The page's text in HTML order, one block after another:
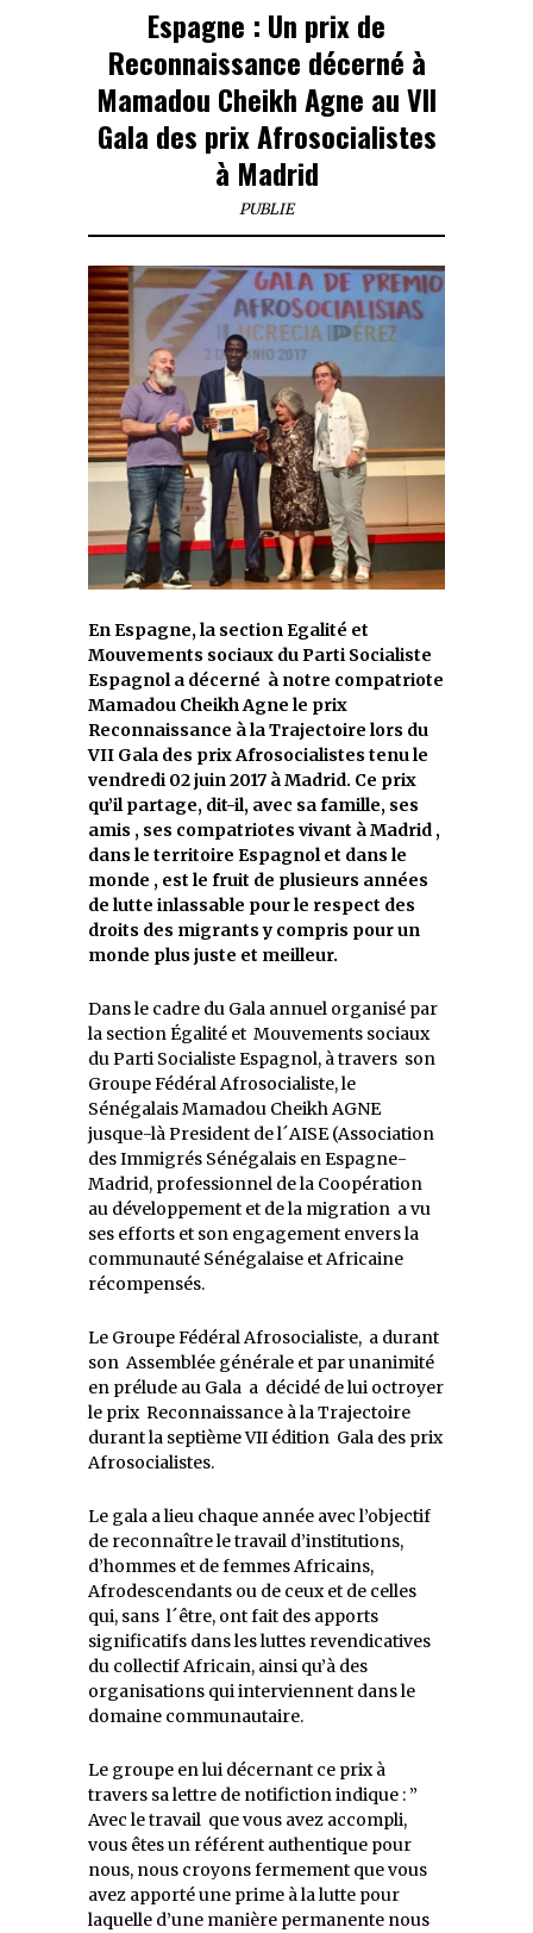
Espagne : Un prix de
Reconnaissance décerné à
Mamadou Cheikh Agne au VII
Gala des prix Afrosocialistes
à Madrid
PUBLIE
En Espagne, la section Egalité et
Mouvements sociaux du Parti Socialiste
Espagnol a décerné à notre compatriote
Mamadou Cheikh Agne le prix
Reconnaissance à la Trajectoire lors du
VII Gala des prix Afrosocialistes tenu le
vendredi 02 juin 2017 à Madrid. Ce prix
qu’il partage, dit-il, avec sa famille, ses
amis , ses compatriotes vivant à Madrid ,
dans le territoire Espagnol et dans le
monde , est le fruit de plusieurs années
de lutte inlassable pour le respect des
droits des migrants y compris pour un
monde plus juste et meilleur.
Dans le cadre du Gala annuel organisé par
la section Égalité et Mouvements sociaux
du Parti Socialiste Espagnol, à travers son
Groupe Fédéral Afrosocialiste, le
Sénégalais Mamadou Cheikh AGNE
jusque-là President de l´AISE (Association
des Immigrés Sénégalais en Espagne-
Madrid, professionnel de la Coopération
au développement et de la migration a vu
ses efforts et son engagement envers la
communauté Sénégalaise et Africaine
récompensés.
Le Groupe Fédéral Afrosocialiste, a durant
son Assemblée générale et par unanimité
en prélude au Gala a décidé de lui octroyer
le prix Reconnaissance à la Trajectoire
durant la septième VII édition Gala des prix
Afrosocialistes.
Le gala a lieu chaque année avec l’objectif
de reconnaître le travail d’institutions,
d’hommes et de femmes Africains,
Afrodescendants ou de ceux et de celles
qui, sans l´être, ont fait des apports
significatifs dans les luttes revendicatives
du collectif Africain, ainsi qu’à des
organisations qui interviennent dans le
domaine communautaire.
Le groupe en lui décernant ce prix à
travers sa lettre de notifiction indique : ”
Avec le travail que vous avez accompli,
vous êtes un référent authentique pour
nous, nous croyons fermement que vous
avez apporté une prime à la lutte pour
laquelle d’une manière permanente nous